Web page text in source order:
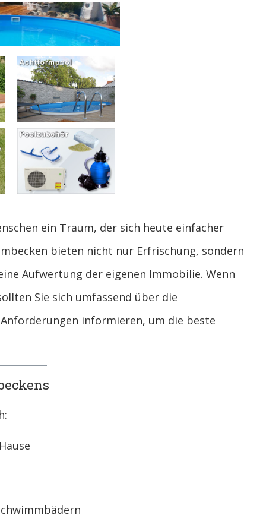
ein Traum, der sich heute einfacher
bieten nicht nur Erfrischung, sondern
Aufwertung der eigenen Immobilie. Wenn
Sie sich umfassend über die
informieren, um die beste